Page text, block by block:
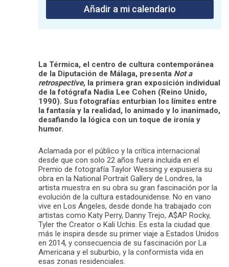
Añadir a mi calendario
La Térmica, el centro de cultura contemporánea
de la Diputación de Málaga, presenta Not a
retrospective, la primera gran exposición individual
de la fotógrafa Nadia Lee Cohen (Reino Unido,
1990). Sus fotografías enturbian los límites entre
la fantasía y la realidad, lo animado y lo inanimado,
desafiando la lógica con un toque de ironía y
humor.
Aclamada por el público y la crítica internacional
desde que con solo 22 años fuera incluida en el
Premio de fotografía Taylor Wessing y expusiera su
obra en la National Portrait Gallery de Londres, la
artista muestra en su obra su gran fascinación por la
evolución de la cultura estadounidense. No en vano
vive en Los Ángeles, desde donde ha trabajado con
artistas como Katy Perry, Danny Trejo, A$AP Rocky,
Tyler the Creator o Kali Uchis. Es esta la ciudad que
más le inspira desde su primer viaje a Estados Unidos
en 2014, y consecuencia de su fascinación por La
Americana y el suburbio, y la conformista vida en
esas zonas residenciales.